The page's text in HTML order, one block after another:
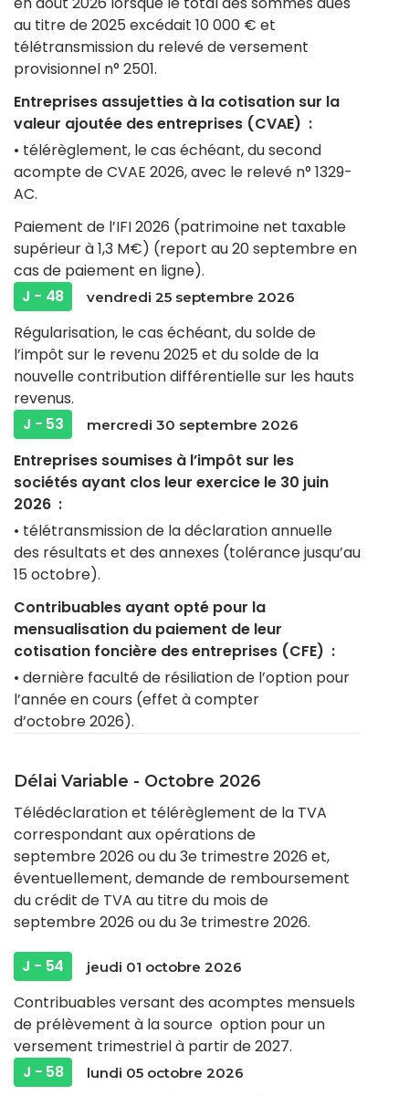
au titre de 2025 excédait 10 000 € et
télétransmission du relevé de versement
provisionnel n° 2501.
Entreprises assujetties à la cotisation sur la
valeur ajoutée des entreprises (CVAE) :
• télérèglement, le cas échéant, du second
acompte de CVAE 2026, avec le relevé n° 1329-
AC.
Paiement de l’IFI 2026 (patrimoine net taxable
supérieur à 1,3 M€) (report au 20 septembre en
cas de paiement en ligne).
J - 48
vendredi 25 septembre 2026
Régularisation, le cas échéant, du solde de
l’impôt sur le revenu 2025 et du solde de la
nouvelle contribution différentielle sur les hauts
revenus.
J - 53
mercredi 30 septembre 2026
Entreprises soumises à l’impôt sur les
sociétés ayant clos leur exercice le 30 juin
2026 :
• télétransmission de la déclaration annuelle
des résultats et des annexes (tolérance jusqu’au
15 octobre).
Contribuables ayant opté pour la
mensualisation du paiement de leur
cotisation foncière des entreprises (CFE) :
• dernière faculté de résiliation de l’option pour
l’année en cours (effet à compter
d’octobre 2026).
Délai Variable - Octobre 2026
Télédéclaration et télérèglement de la TVA
correspondant aux opérations de
septembre 2026 ou du 3e trimestre 2026 et,
éventuellement, demande de remboursement
du crédit de TVA au titre du mois de
septembre 2026 ou du 3e trimestre 2026.
J - 54 jeudi 01 octobre 2026
Contribuables versant des acomptes mensuels
de prélèvement à la source option pour un
versement trimestriel à partir de 2027.
J - 58
lundi 05 octobre 2026